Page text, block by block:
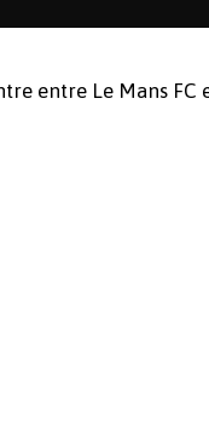
entre Le Mans